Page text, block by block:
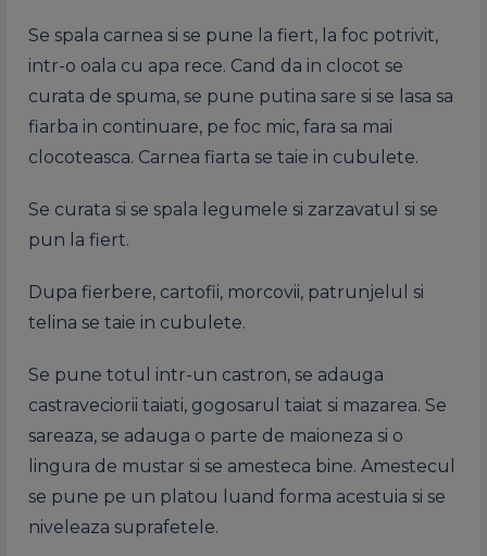
Se spala carnea si se pune la fiert, la foc potrivit,
intr-o oala cu apa rece. Cand da in clocot se
curata de spuma, se pune putina sare si se lasa sa
fiarba in continuare, pe foc mic, fara sa mai
clocoteasca. Carnea fiarta se taie in cubulete.
Se curata si se spala legumele si zarzavatul si se
pun la fiert.
Dupa fierbere, cartofii, morcovii, patrunjelul si
telina se taie in cubulete.
Se pune totul intr-un castron, se adauga
castraveciorii taiati, gogosarul taiat si mazarea. Se
sareaza, se adauga o parte de maioneza si o
lingura de mustar si se amesteca bine. Amestecul
se pune pe un platou luand forma acestuia si se
niveleaza suprafetele.